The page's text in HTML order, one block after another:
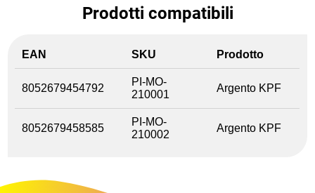
Prodotti compatibili
EAN SKU Prodotto
8052679454792
PI-MO-
210001
Argento KPF
8052679458585
PI-MO-
210002
Argento KPF